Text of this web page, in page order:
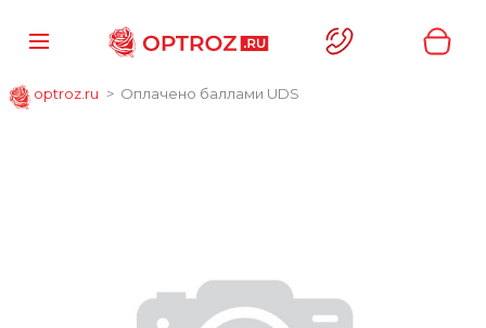
optroz.ru Оплачено баллами UDS